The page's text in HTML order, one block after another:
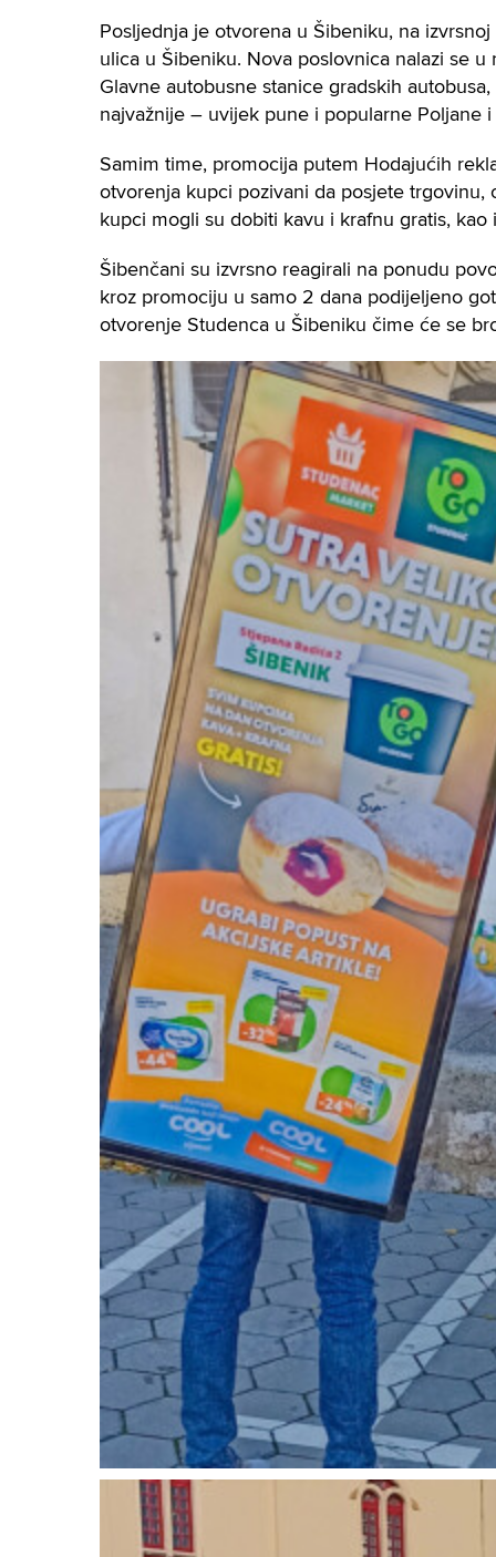
Posljednja je otvorena u Šibeniku, na
ulica u Šibeniku. Nova poslovnica nalazi se
Glavne autobusne stanice gradskih
najvažnije – uvijek pune i popularne Poljane
Samim time, promocija putem Hodajućih
otvorenja kupci pozivani da posjete
kupci mogli su dobiti kavu i krafnu gratis,
Šibenčani su izvrsno reagirali na ponudu
kroz promociju u samo 2 dana podijeljeno
otvorenje Studenca u Šibeniku čime će se